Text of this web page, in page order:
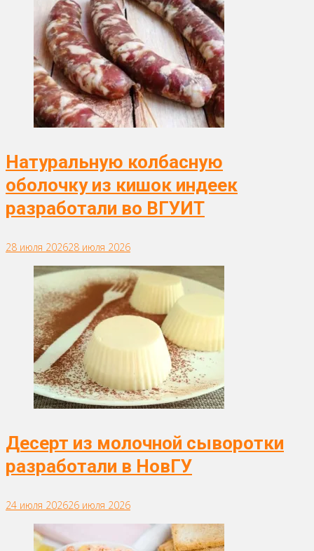
Натуральную колбасную
оболочку из кишок индеек
разработали во ВГУИТ
28 июля 202628 июля 2026
Десерт из молочной сыворотки
разработали в НовГУ
24 июля 202626 июля 2026